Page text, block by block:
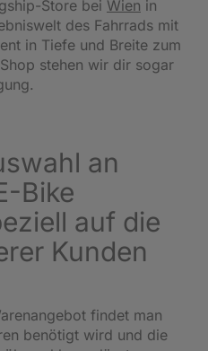
Store bei Wien in
des Fahrrads mit
in Tiefe und Breite zum
stehen wir dir sogar
an
Bike
auf die
Kunden
findet man
benötigt wird und die